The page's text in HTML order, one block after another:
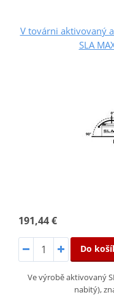
V továrni aktivovaný
SLA
191,44 €
Do
Ve výrobě aktivovaný
nabitý),